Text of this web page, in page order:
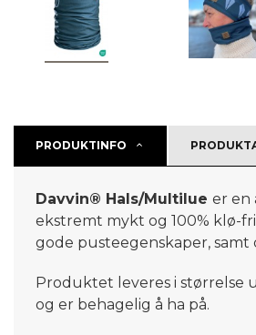
PRODUKTINFO
Davvin® Hals/Multilue er en
ekstremt mykt og 100% klø-
gode pusteegenskaper,
Produktet leveres i størrelse
og er behagelig å ha på.